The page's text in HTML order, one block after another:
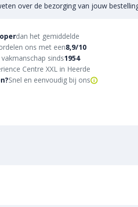
over de bezorging van jouw
dan het gemiddelde
ons met een8,9/10
sinds1954
Centre XXL in Heerde
Snel en eenvoudig bij ons